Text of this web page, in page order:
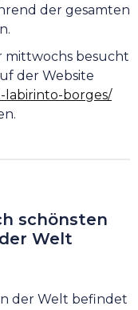
der gesamten
mittwochs besucht
der Website
labirinto-borges/
schönsten
Welt
der Welt befindet